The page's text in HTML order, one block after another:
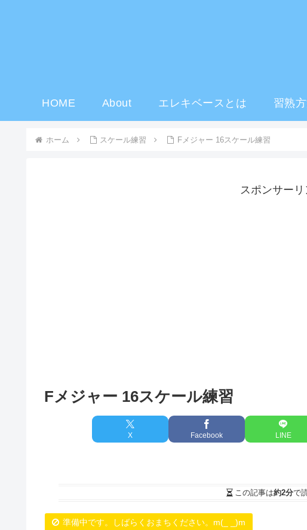
HOME About エレキベースとは 習熟
ホーム スケール練習 Fメジャー 16スケール練習
スポンサーリ
Fメジャー 16スケール練習
X Facebook LINE
この記事は約2分で
準備中です。しばらくおまちください。m(_ _)m